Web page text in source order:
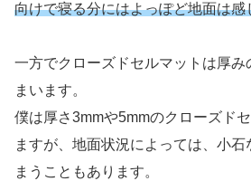
向けで寝る分にはよっぽど地面は感
一方でクローズドセルマットは厚み
まいます。
僕は厚さ3mmや5mmのクローズド
ますが、地面状況によっては、小
まうこともあります。